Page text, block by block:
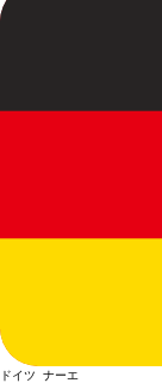
ドイツ ナーエ